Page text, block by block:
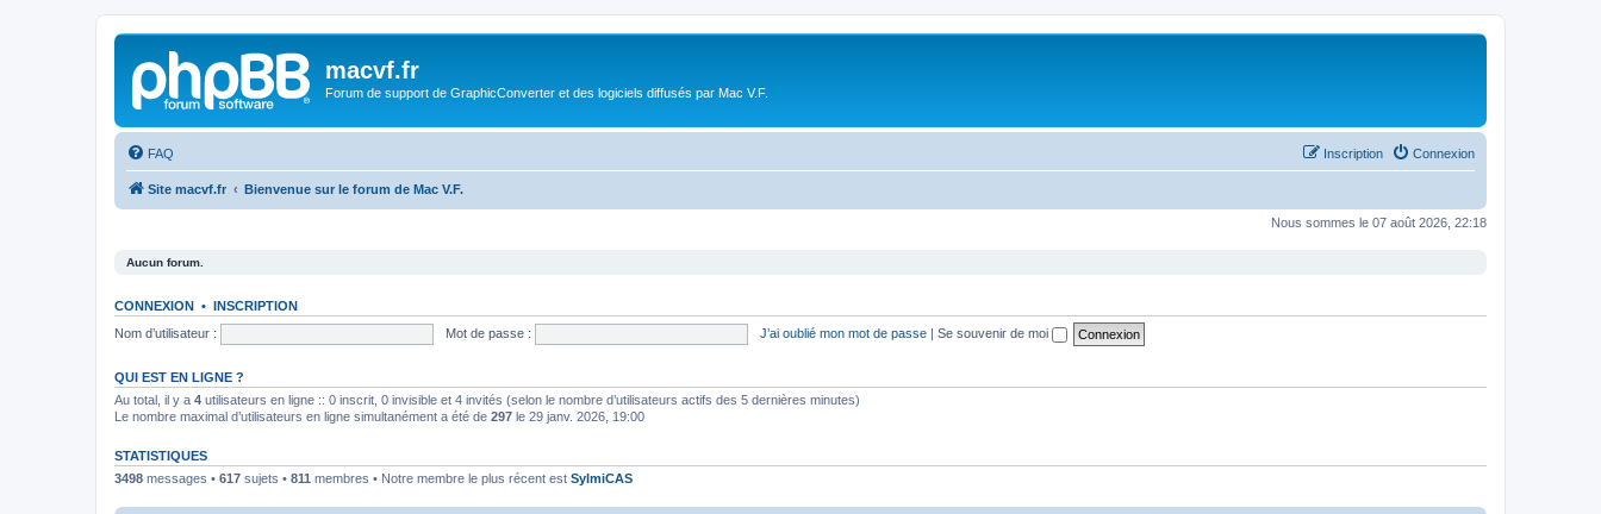
macvf.fr
Forum de support de GraphicConverter et des logiciels diffusés par Mac V.F.
FAQ Connexion
Inscription
Site macvf.fr Bienvenue sur le forum de Mac V.F.
Nous sommes le 07 août 2026, 22:18
Aucun forum.
CONNEXION • INSCRIPTION
Nom d’utilisateur :
Mot de passe : J’ai oublié mon mot de passe | Se souvenir de moi
QUI EST EN LIGNE ?
Au total, il y a 4 utilisateurs en ligne :: 0 inscrit, 0 invisible et 4 invités (selon le nombre d’utilisateurs actifs des 5 dernières minutes)
Le nombre maximal d’utilisateurs en ligne simultanément a été de 297 le 29 janv. 2026, 19:00
STATISTIQUES
3498 messages • 617 sujets • 811 membres • Notre membre le plus récent est SylmiCAS